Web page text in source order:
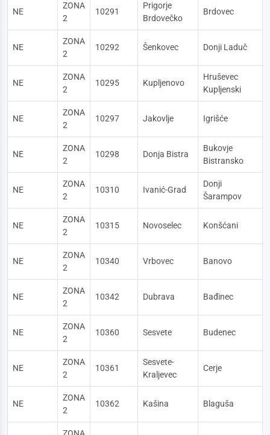
NE
ZONA
2
10291
Prigorje
Brdovečko
Brdovec
NE
ZONA
2
10292 Šenkovec Donji Laduč
NE
ZONA
2
10295 Kupljenovo
Hruševec
Kupljenski
NE
ZONA
2
10297 Jakovlje Igrišće
NE
ZONA
2
10298 Donja Bistra
Bukovje
Bistransko
NE
ZONA
2
10310 Ivanić-Grad
Donji
Šarampov
NE
ZONA
2
10315 Novoselec Konšćani
NE
ZONA
2
10340 Vrbovec Banovo
NE
ZONA
2
10342 Dubrava Bađinec
NE
ZONA
2
10360 Sesvete Budenec
NE
ZONA
2
10361
Sesvete-
Kraljevec
Cerje
NE
ZONA
2
10362 Kašina Blaguša